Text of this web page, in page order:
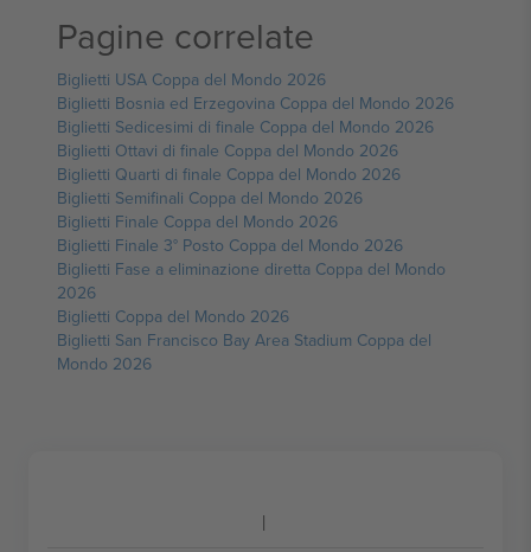
Pagine correlate
Biglietti USA Coppa del Mondo 2026
Biglietti Bosnia ed Erzegovina Coppa del Mondo 2026
Biglietti Sedicesimi di finale Coppa del Mondo 2026
Biglietti Ottavi di finale Coppa del Mondo 2026
Biglietti Quarti di finale Coppa del Mondo 2026
Biglietti Semifinali Coppa del Mondo 2026
Biglietti Finale Coppa del Mondo 2026
Biglietti Finale 3° Posto Coppa del Mondo 2026
Biglietti Fase a eliminazione diretta Coppa del Mondo
2026
Biglietti Coppa del Mondo 2026
Biglietti San Francisco Bay Area Stadium Coppa del
Mondo 2026